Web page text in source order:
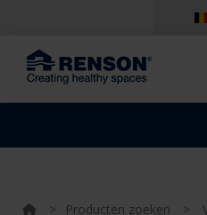
> Producten zoeken >